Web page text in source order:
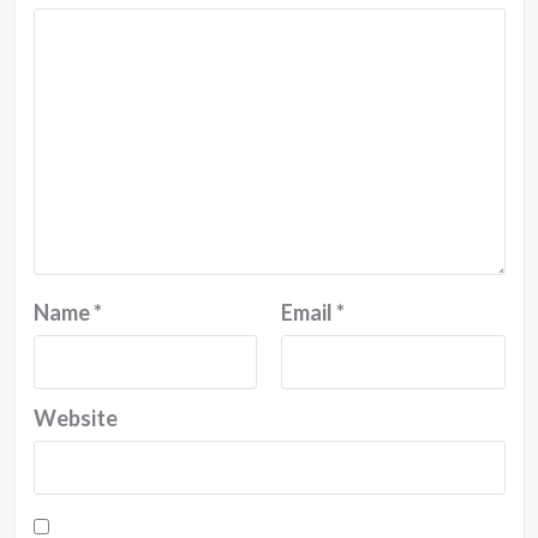
Name* Email*
Website